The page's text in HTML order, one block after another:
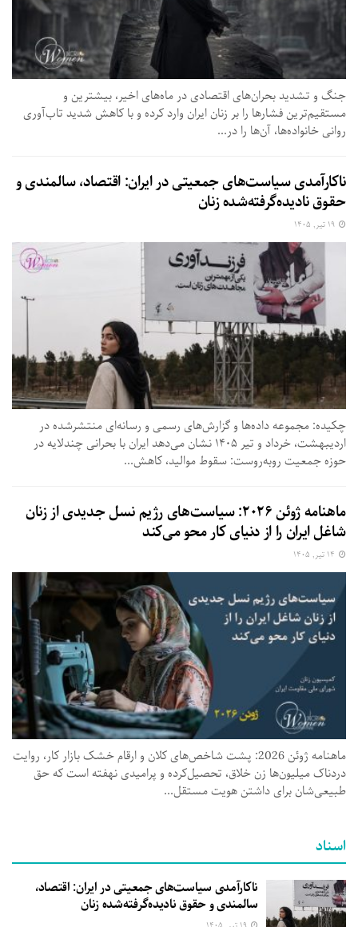
جنگ و تشدید بحران‌های اقتصادی در ماه‌های اخیر، بیشترین و
مستقیم‌ترین فشارها را بر زنان ایران وارد کرده و با کاهش شدید تاب‌آوری
روانی خانواده‌ها، آن‌ها را در...
ناکارآمدی سیاست‌های جمعیتی در ایران: اقتصاد، سالمندی و
حقوق نادیده‌گرفته‌شده زنان
چکیده: مجموعه داده‌ها و گزارش‌های رسمی و رسانه‌ای منتشرشده در
اردیبهشت، خرداد و تیر ۱۴۰۵ نشان می‌دهد ایران با بحرانی چندلایه در
حوزه جمعیت روبه‌روست: سقوط موالید، کاهش...
ماهنامه ژوئن ۲۰۲۶: سیاست‌های رژیم نسل جدیدی از زنان
شاغل ایران را از دنیای کار محو می‌کند
ماهنامه ژوئن 2026: پشت شاخص‌های کلان و ارقام خشک بازار کار، روایت
دردناک میلیون‌ها زن خلاق، تحصیل‌کرده و پرامیدی نهفته است که حق
طبیعی‌شان برای داشتن هویت مستقل...
اسناد
ناکارآمدی سیاست‌های جمعیتی در ایران: اقتصاد،
سالمندی و حقوق نادیده‌گرفته‌شده زنان